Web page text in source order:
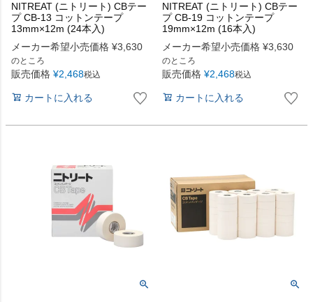
NITREAT (ニトリート) CBテー
プ CB-13 コットンテープ
13mm×12m (24本入)
メーカー希望小売価格 ¥3,630
のところ
販売価格 ¥2,468税込
カートに入れる
NITREAT (ニトリート) CBテー
プ CB-19 コットンテープ
19mm×12m (16本入)
メーカー希望小売価格 ¥3,630
のところ
販売価格 ¥2,468税込
カートに入れる